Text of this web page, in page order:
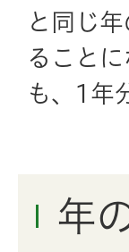
と同じ
ること
も、1年
年